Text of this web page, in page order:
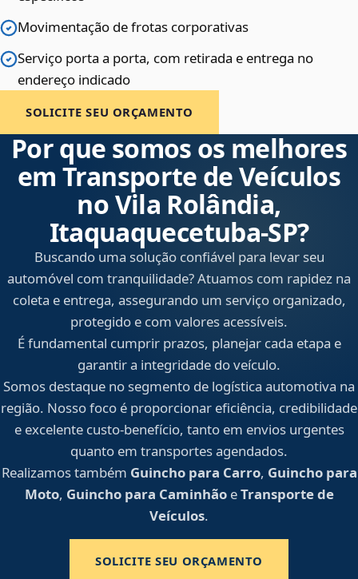
Movimentação de frotas corporativas
Serviço porta a porta, com retirada e entrega no
endereço indicado
SOLICITE SEU ORÇAMENTO
Por que somos os melhores
em Transporte de Veículos
no Vila Rolândia,
Itaquaquecetuba‑SP?
Buscando uma solução confiável para levar seu
automóvel com tranquilidade? Atuamos com rapidez na
coleta e entrega, assegurando um serviço organizado,
protegido e com valores acessíveis.
É fundamental cumprir prazos, planejar cada etapa e
garantir a integridade do veículo.
Somos destaque no segmento de logística automotiva na
região. Nosso foco é proporcionar eficiência, credibilidade
e excelente custo-benefício, tanto em envios urgentes
quanto em transportes agendados.
Realizamos também Guincho para Carro, Guincho para
Moto, Guincho para CaminhãoeTransporte de
Veículos.
SOLICITE SEU ORÇAMENTO